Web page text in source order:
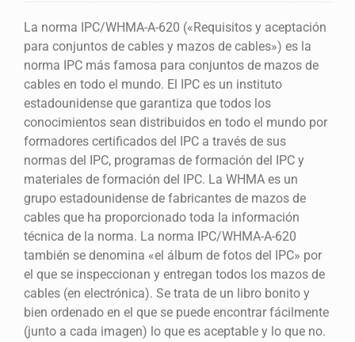
La norma IPC/WHMA-A-620 («Requisitos y aceptación
para conjuntos de cables y mazos de cables») es la
norma IPC más famosa para conjuntos de mazos de
cables en todo el mundo. El IPC es un instituto
estadounidense que garantiza que todos los
conocimientos sean distribuidos en todo el mundo por
formadores certificados del IPC a través de sus
normas del IPC, programas de formación del IPC y
materiales de formación del IPC. La WHMA es un
grupo estadounidense de fabricantes de mazos de
cables que ha proporcionado toda la información
técnica de la norma. La norma IPC/WHMA-A-620
también se denomina «el álbum de fotos del IPC» por
el que se inspeccionan y entregan todos los mazos de
cables (en electrónica). Se trata de un libro bonito y
bien ordenado en el que se puede encontrar fácilmente
(junto a cada imagen) lo que es aceptable y lo que no.